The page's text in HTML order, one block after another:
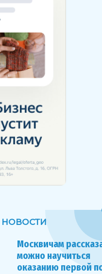
НОВОСТИ
Москвичам
можно научиться
оказанию первой